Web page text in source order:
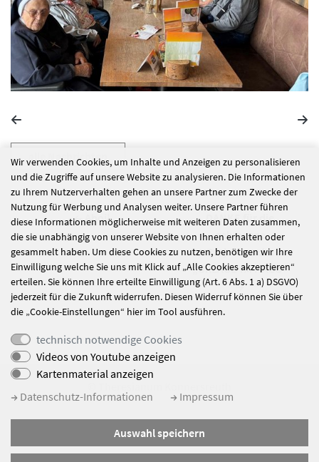
alle Nachrichten
Ahoi!
DANKE für die
gelungene
Projektwoche
„URLAUB IM HAUS“
Datenschutz
Wir verwenden Cookies, um Inhalte und Anzeigen zu personalisieren
und die Zugriffe auf unsere Website zu analysieren. Die Informationen
zu Ihrem Nutzerverhalten gehen an unsere Partner zum Zwecke der
Nutzung für Werbung und Analysen weiter. Unsere Partner führen
diese Informationen möglicherweise mit weiteren Daten zusammen,
die sie unabhängig von unserer Website von Ihnen erhalten oder
gesammelt haben. Um diese Cookies zu nutzen, benötigen wir Ihre
Einwilligung welche Sie uns mit Klick auf „Alle Cookies akzeptieren“
erteilen. Sie können Ihre erteilte Einwilligung (Art. 6 Abs. 1 a) DSGVO)
jederzeit für die Zukunft widerrufen. Diesen Widerruf können Sie über
die „Cookie-Einstellungen“ hier im Tool ausführen.
technisch notwendige Cookies
Videos von Youtube anzeigen
Kartenmaterial anzeigen
Datenschutz-Informationen
Impressum
Auswahl speichern